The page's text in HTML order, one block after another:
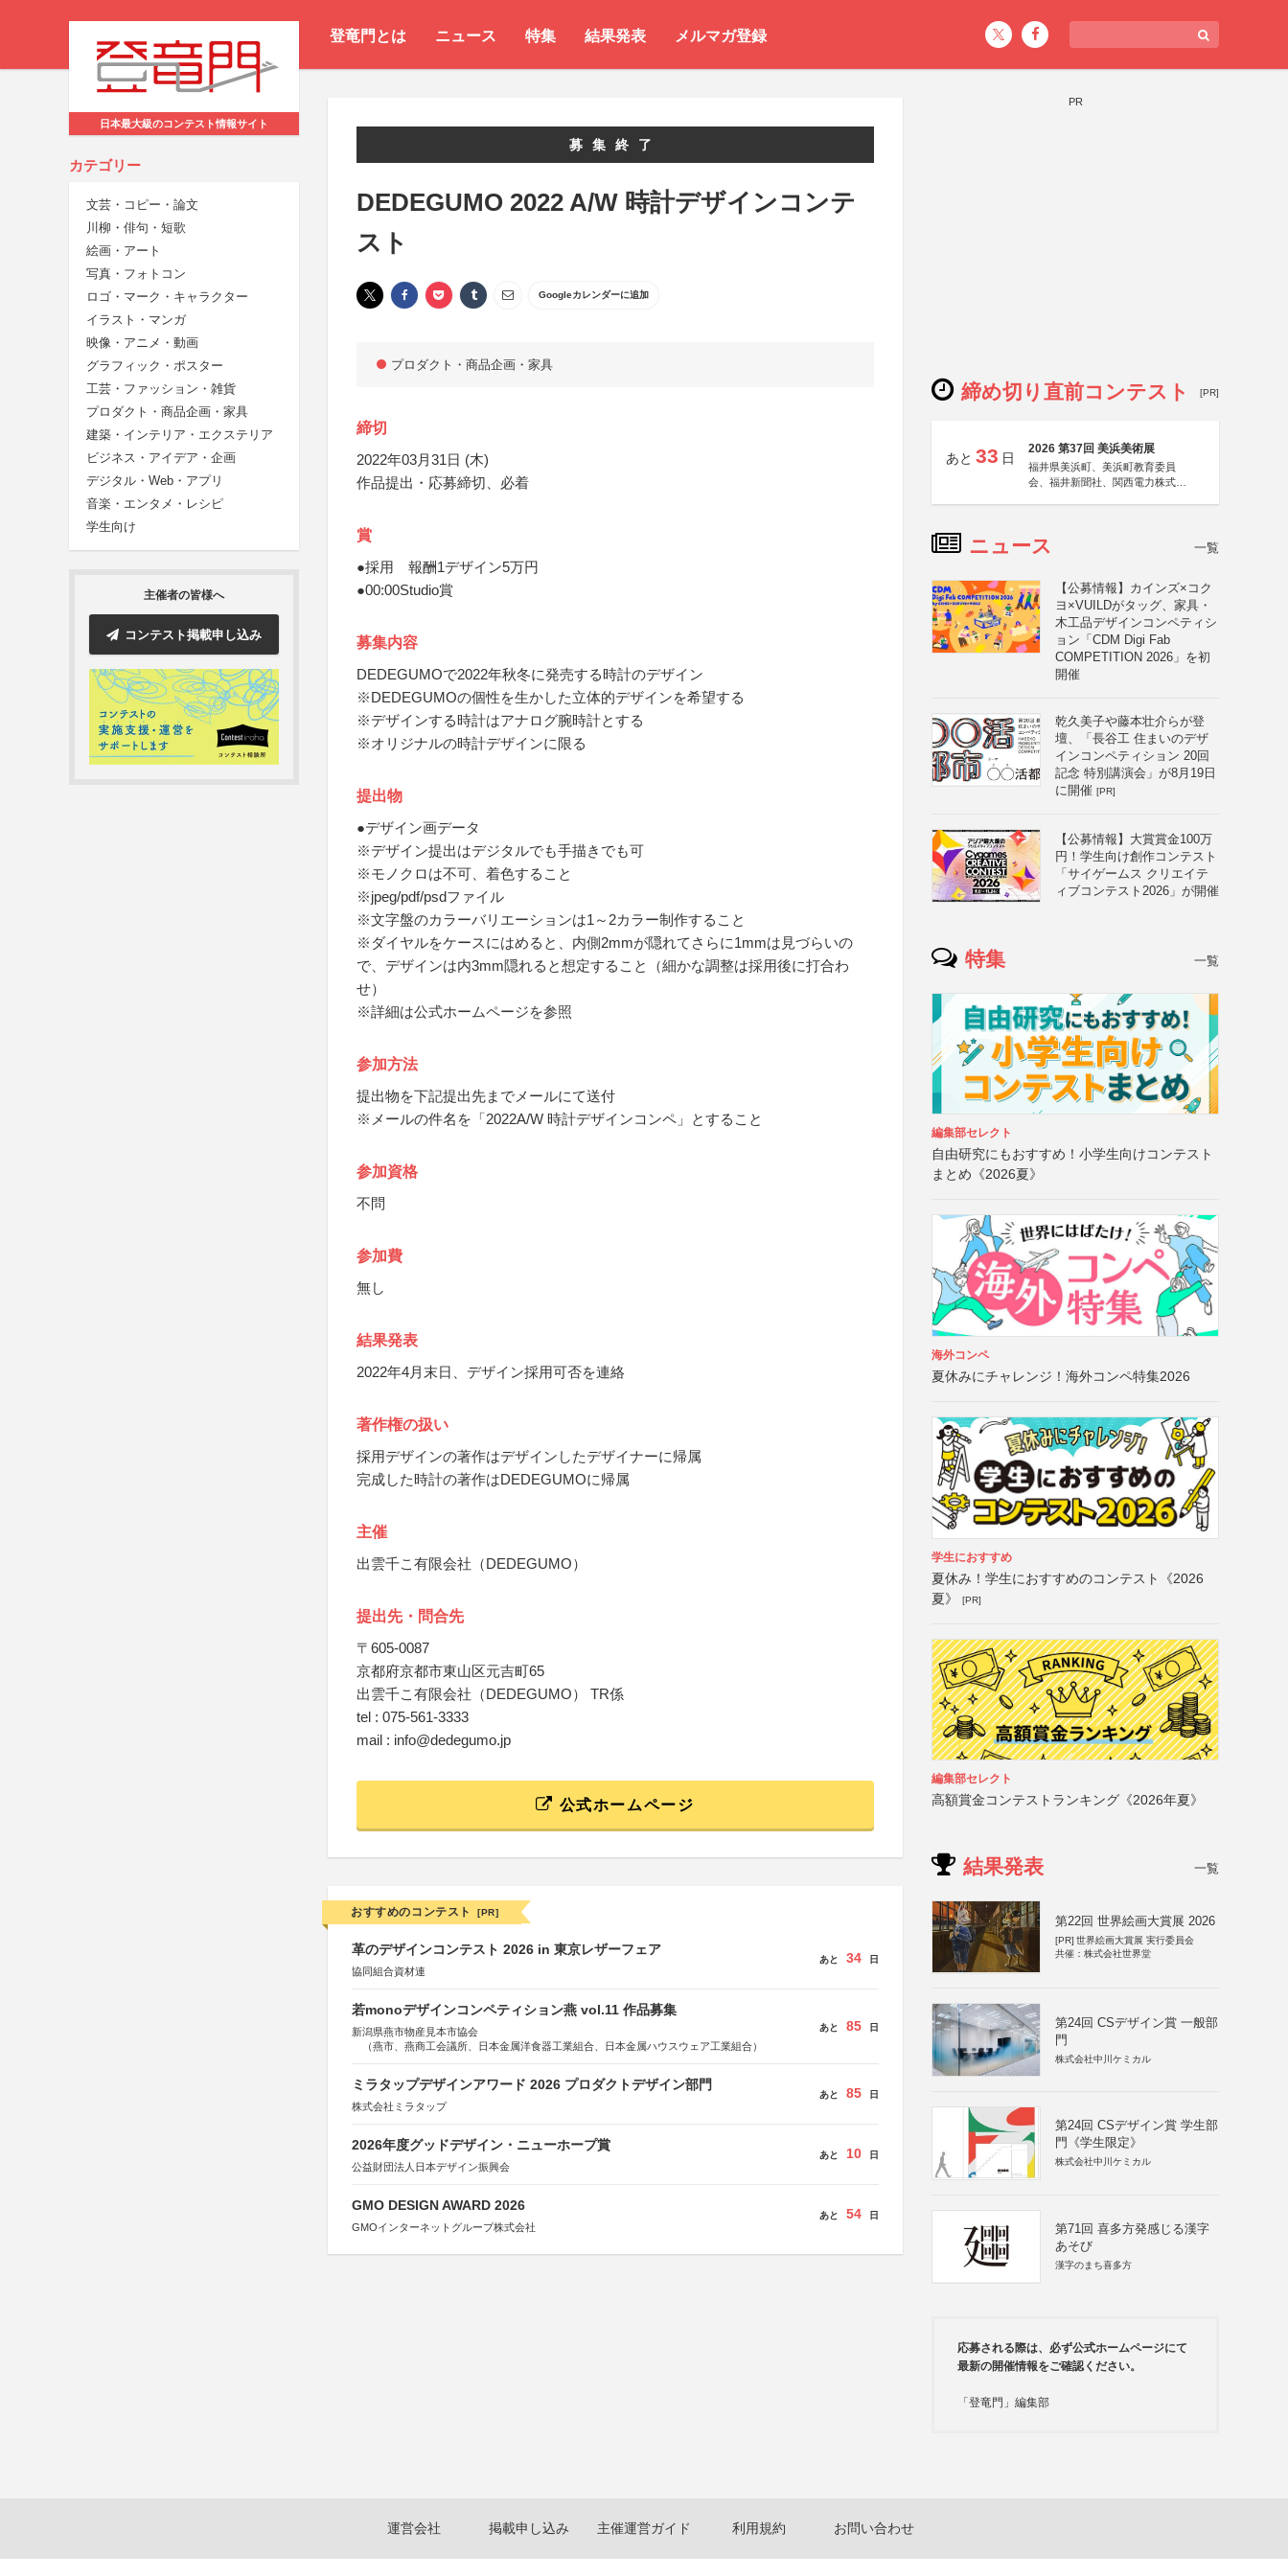
登竜門とは ニュース 特集 結果発表 メルマガ登録
日本最大級のコンテスト情報サイト
カテゴリー
文芸・コピー・論文
川柳・俳句・短歌
絵画・アート
写真・フォトコン
ロゴ・マーク・キャラクター
イラスト・マンガ
映像・アニメ・動画
グラフィック・ポスター
工芸・ファッション・雑貨
プロダクト・商品企画・家具
建築・インテリア・エクステリア
ビジネス・アイデア・企画
デジタル・Web・アプリ
音楽・エンタメ・レシピ
学生向け
主催者の皆様へ
コンテスト掲載申し込み
募集終了
DEDEGUMO 2022 A/W 時計デザインコンテ
スト
Googleカレンダーに追加
プロダクト・商品企画・家具
締切
2022年03月31日 (木)
作品提出・応募締切、必着
賞
●採用 報酬1デザイン5万円
●00:00Studio賞
募集内容
DEDEGUMOで2022年秋冬に発売する時計のデザイン
※DEDEGUMOの個性を生かした立体的デザインを希望する
※デザインする時計はアナログ腕時計とする
※オリジナルの時計デザインに限る
提出物
●デザイン画データ
※デザイン提出はデジタルでも手描きでも可
※モノクロは不可、着色すること
※jpeg/pdf/psdファイル
※文字盤のカラーバリエーションは1～2カラー制作すること
※ダイヤルをケースにはめると、内側2mmが隠れてさらに1mmは見づらいの
で、デザインは内3mm隠れると想定すること（細かな調整は採用後に打合わ
せ）
※詳細は公式ホームページを参照
参加方法
提出物を下記提出先までメールにて送付
※メールの件名を「2022A/W 時計デザインコンペ」とすること
参加資格
不問
参加費
無し
結果発表
2022年4月末日、デザイン採用可否を連絡
著作権の扱い
採用デザインの著作はデザインしたデザイナーに帰属
完成した時計の著作はDEDEGUMOに帰属
主催
出雲千こ有限会社（DEDEGUMO）
提出先・問合先
〒605-0087
京都府京都市東山区元吉町65
出雲千こ有限会社（DEDEGUMO） TR係
tel : 075-561-3333
mail : info@dedegumo.jp
公式ホームページ
おすすめのコンテスト [PR]
革のデザインコンテスト 2026 in 東京レザーフェア
協同組合資材連
あと 34 日
若monoデザインコンペティション燕 vol.11 作品募集
新潟県燕市物産見本市協会
（燕市、燕商工会議所、日本金属洋食器工業組合、日本金属ハウスウェア工業組合）
あと 85 日
ミラタップデザインアワード 2026 プロダクトデザイン部門
株式会社ミラタップ
あと 85 日
2026年度グッドデザイン・ニューホープ賞
公益財団法人日本デザイン振興会
あと 10 日
GMO DESIGN AWARD 2026
GMOインターネットグループ株式会社
あと 54 日
PR
締め切り直前コンテスト [PR]
あと 33 日
2026 第37回 美浜美術展
福井県美浜町、美浜町教育委員
会、福井新聞社、関西電力株式会
ニュース 一覧
【公募情報】カインズ×コク
ヨ×VUILDがタッグ、家具・
木工品デザインコンペティシ
ョン「CDM Digi Fab
COMPETITION 2026」を初
開催
乾久美子や藤本壮介らが登
壇、「長谷工 住まいのデザ
インコンペティション 20回
記念 特別講演会」が8月19日
に開催 [PR]
【公募情報】大賞賞金100万
円！学生向け創作コンテスト
「サイゲームス クリエイテ
ィブコンテスト2026」が開催
特集 一覧
編集部セレクト
自由研究にもおすすめ！小学生向けコンテスト
まとめ《2026夏》
海外コンペ
夏休みにチャレンジ！海外コンペ特集2026
学生におすすめ
夏休み！学生におすすめのコンテスト《2026
夏》
[PR]
編集部セレクト
高額賞金コンテストランキング《2026年夏》
結果発表 一覧
第22回 世界絵画大賞展 2026
[PR] 世界絵画大賞展 実行委員会
共催：株式会社世界堂
第24回 CSデザイン賞 一般部
門
株式会社中川ケミカル
第24回 CSデザイン賞 学生部
門《学生限定》
株式会社中川ケミカル
第71回 喜多方発感じる漢字
あそび
漢字のまち喜多方
応募される際は、必ず公式ホームページにて
最新の開催情報をご確認ください。
「登竜門」編集部
運営会社 掲載申し込み 主催運営ガイド 利用規約 お問い合わせ